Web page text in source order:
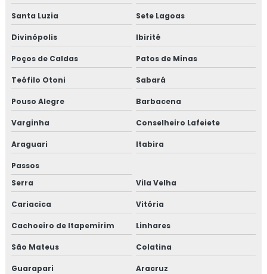
Santa Luzia Sete Lagoas
Divinópolis Ibirité
Poços de Caldas Patos de Minas
Teófilo Otoni Sabará
Pouso Alegre Barbacena
Varginha Conselheiro Lafeiete
Araguari Itabira
Passos
Serra
Vila Velha
Cariacica Vitória
Cachoeiro de Itapemirim Linhares
São Mateus Colatina
Guarapari Aracruz